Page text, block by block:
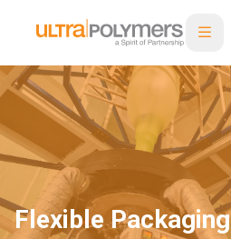
Flexible Packaging